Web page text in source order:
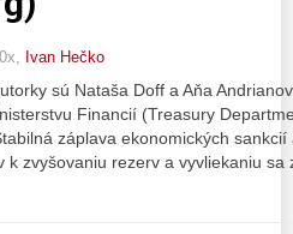
Ivan Hečko
sú Nataša Doff a Aňa
Financií (Treasury
záplava ekonomických
k zvyšovaniu rezerv a vyvliekaniu